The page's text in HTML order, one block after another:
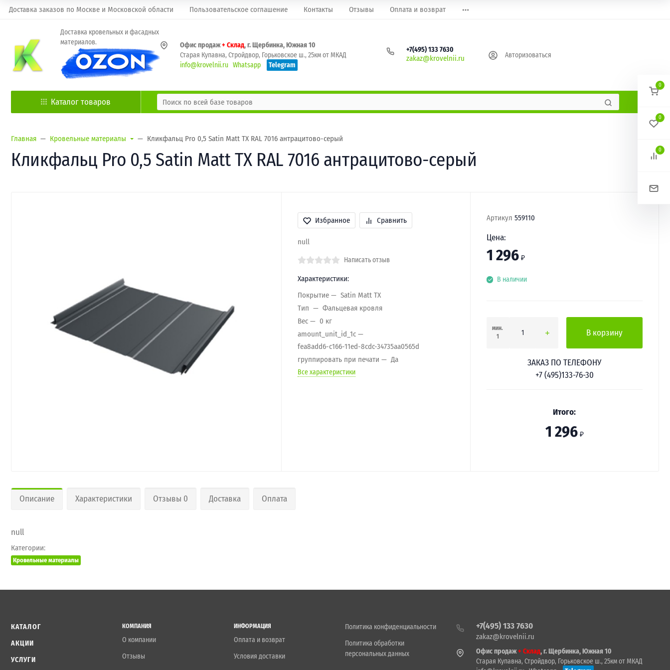
Доставка заказов по Москве и Московской области Пользовательское соглашение Контакты Отзывы Оплата и возврат
Доставка кровельных и фасадных
материалов.
Офис продаж+ Склад, г. Щербинка, Южная 10
Старая Купавна, Стройдвор, Горьковское ш., 25км от МКАД
info@krovelnii.ru Whatsapp Telegram
+7(495) 133 7630
zakaz@krovelnii.ru Авторизоваться
Каталог товаров
Главная Кровельные материалы Кликфальц Pro 0,5 Satin Matt TX RAL 7016 антрацитово-серый
Кликфальц Pro 0,5 Satin Matt TX RAL 7016 антрацитово-серый
Избранное Сравнить
null
Написать отзыв
Характеристики:
Покрытие
Satin Matt TX
Тип
Фальцевая кровля
Вес
0 кг
amount_unit_id_1c
fea8add6-c166-11ed-8cdc-34735aa0565d
группировать при печати
Да
Все характеристики
Артикул 559110
Цена:
1 296 ₽
В наличии
мин.
1
В корзину
ЗАКАЗ ПО ТЕЛЕФОНУ
+7 (495)133-76-30
Итого:
1 296 ₽
Описание Характеристики Отзывы 0 Доставка Оплата
null
Категории:
Кровельные материалы
КАТАЛОГ
АКЦИИ
УСЛУГИ
КОМПАНИЯ
О компании
Отзывы
ИНФОРМАЦИЯ
Оплата и возврат
Условия доставки
Политика конфиденциальности
Политика обработки
персональных данных
+7(495) 133 7630
zakaz@krovelnii.ru
Офис продаж+ Склад, г. Щербинка, Южная 10
Старая Купавна, Стройдвор, Горьковское ш., 25км от МКАД
0
0
0